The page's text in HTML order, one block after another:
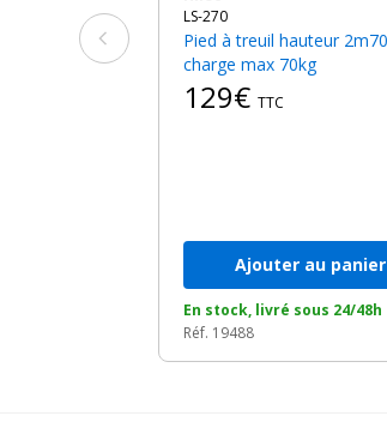
LS-270
Pied à treuil hauteur 2m70
charge max 70kg
129€ TTC
Ajouter au panier
En stock, livré sous 24/48h
Réf. 19488